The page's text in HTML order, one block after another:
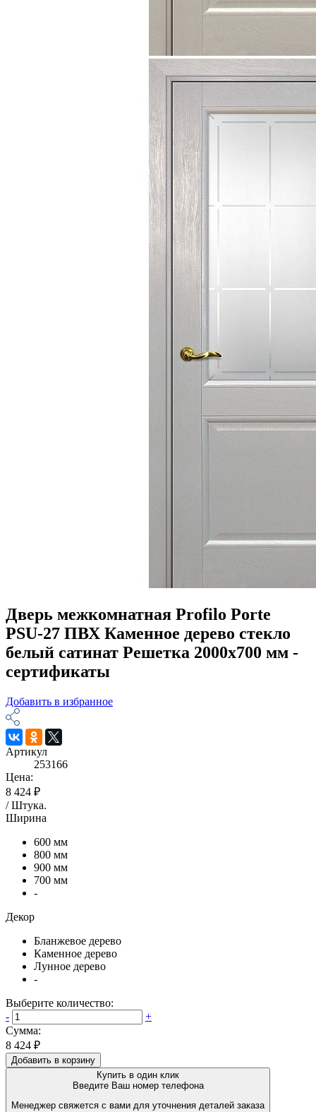
Дверь межкомнатная Profilo Porte
PSU-27 ПВХ Каменное дерево стекло
белый сатинат Решетка 2000х700 мм -
сертификаты
Добавить в избранное
Артикул
253166
Цена:
8 424 ₽
/Штука.
Ширина
600 мм
800 мм
900 мм
700 мм
-
Декор
Бланжевое дерево
Каменное дерево
Лунное дерево
-
Выберите количество:
-
+
Сумма:
8 424 ₽
Добавить в корзину
Купить в один клик
Введите Ваш номер телефона
Менеджер свяжется с вами для уточнения деталей заказа